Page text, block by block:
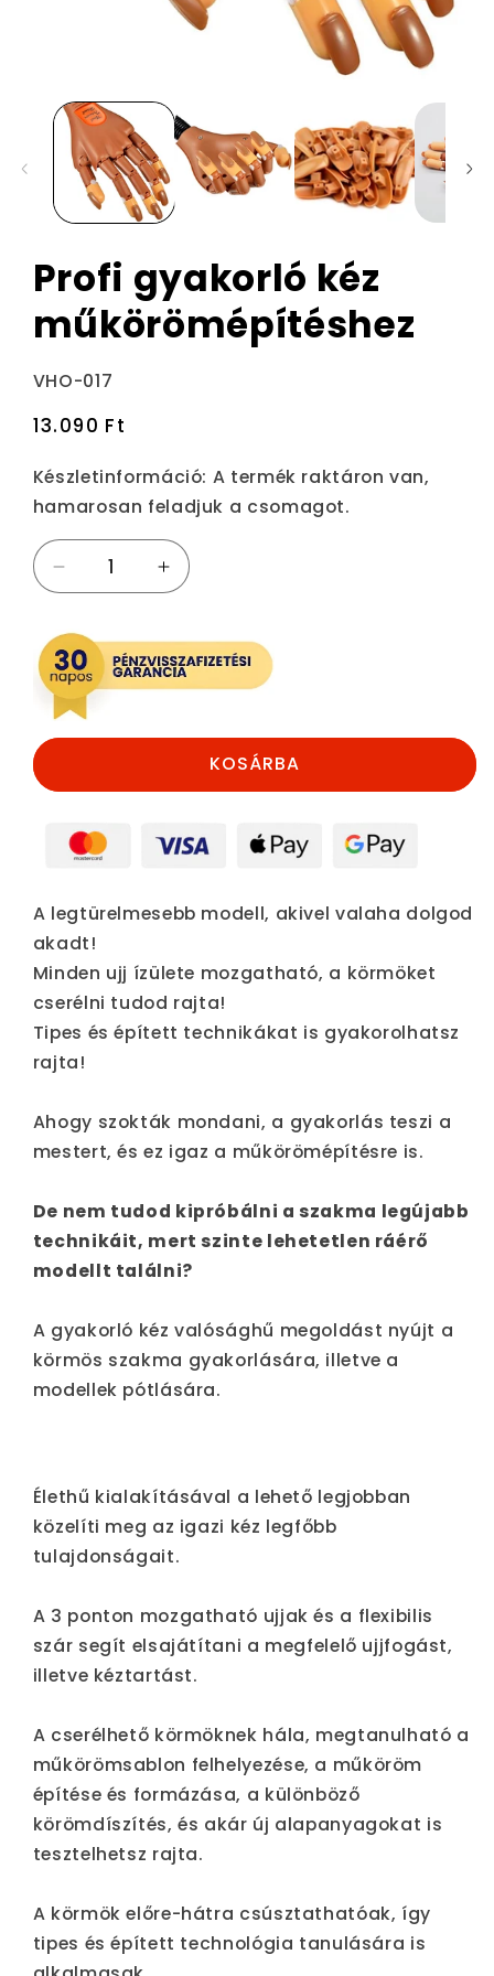
Profi gyakorló kéz
műkörömépítéshez
Termékváltozat:
VHO-017
Normál
13.090 Ft
Készletinformáció: A termék raktáron van,
hamarosan feladjuk a csomagot.
gyakorló
műkörömépítéshez
mennyiségének
csökkentése
Profi
gyakorló
műkörömépítéshez
mennyiségének
növelése
KOSÁRBA
A legtürelmesebb modell, akivel valaha dolgod
akadt!
Minden ujj ízülete mozgatható, a körmöket
cserélni tudod rajta!
Tipes és épített technikákat is gyakorolhatsz
rajta!
Ahogy szokták mondani, a gyakorlás teszi a
mestert, és ez igaz a műkörömépítésre is.
De nem tudod kipróbálni a szakma legújabb
technikáit, mert szinte lehetetlen ráérő
modellt találni?
A gyakorló kéz valósághű megoldást nyújt a
körmös szakma gyakorlására, illetve a
modellek pótlására.
Élethű kialakításával a lehető legjobban
közelíti meg az igazi kéz legfőbb
tulajdonságait.
A 3 ponton mozgatható ujjak és a flexibilis
szár segít elsajátítani a megfelelő ujjfogást,
illetve kéztartást.
A cserélhető körmöknek hála, megtanulható a
műkörömsablon felhelyezése, a műköröm
építése és formázása, a különböző
körömdíszítés, és akár új alapanyagokat is
tesztelhetsz rajta.
A körmök előre-hátra csúsztathatóak, így
tipes és épített technológia tanulására is